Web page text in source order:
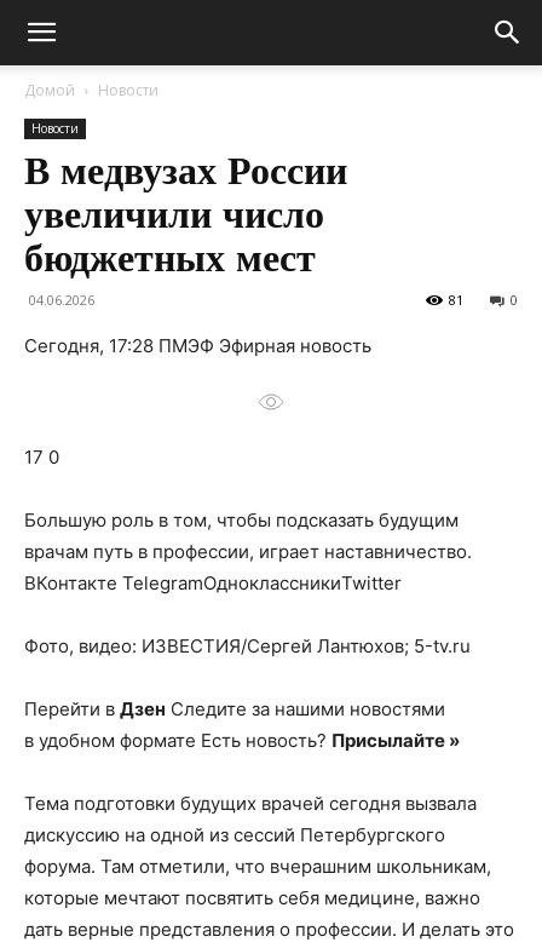
Домой Новости
Новости
В медвузах России
увеличили число
бюджетных мест
04.06.2026 0
81
Сегодня, 17:28 ПМЭФ Эфирная новость
17 0
Большую роль в том, чтобы подсказать будущим
врачам путь в профессии, играет наставничество.
ВКонтакте TelegramОдноклассникиTwitter
Фото, видео: ИЗВЕСТИЯ/Сергей Лантюхов; 5-tv.ru
Перейти в Дзен Следите за нашими новостями
в удобном формате Есть новость? Присылайте »
Тема подготовки будущих врачей сегодня вызвала
дискуссию на одной из сессий Петербургского
форума. Там отметили, что вчерашним школьникам,
которые мечтают посвятить себя медицине, важно
дать верные представления о профессии. И делать это